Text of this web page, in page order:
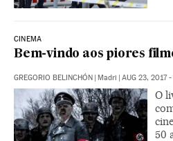
CINEMA
Bem-vindo aos piores
GREGORIO BELINCHÓN | Madri | AUG 23, 2017
O
50